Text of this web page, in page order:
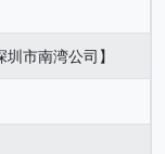
市南湾公司】